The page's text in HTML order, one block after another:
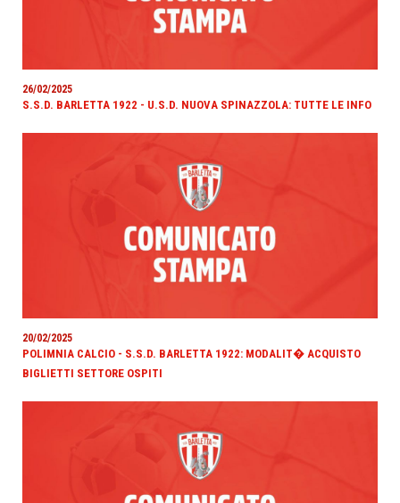
26/02/2025
S.S.D. BARLETTA 1922 - U.S.D. NUOVA SPINAZZOLA: TUTTE LE INFO
20/02/2025
POLIMNIA CALCIO - S.S.D. BARLETTA 1922: MODALIT� ACQUISTO
BIGLIETTI SETTORE OSPITI